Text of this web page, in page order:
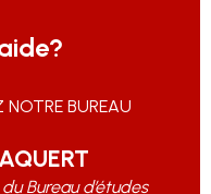
BUREAU
Bureau d’études